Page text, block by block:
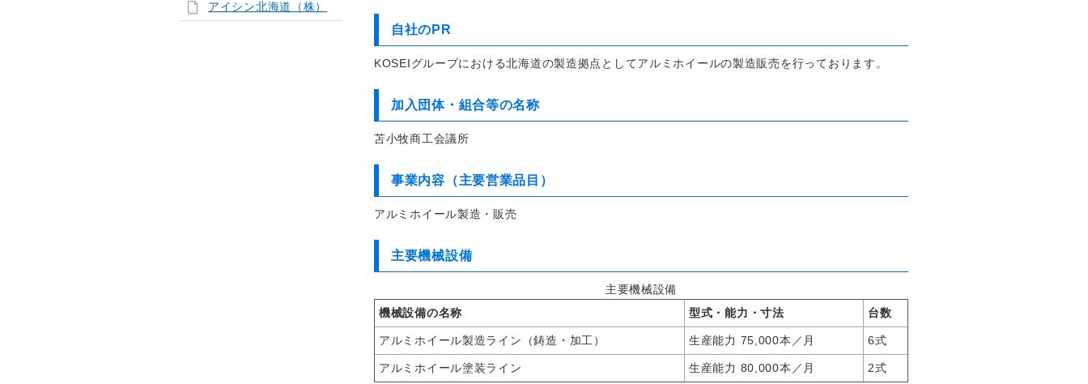
自社のPR
KOSEIグループにおける北海道の製造拠点としてアルミホイールの製造販売を行っております。
加入団体・組合等の名称
苫小牧商工会議所
事業内容（主要営業品目）
アルミホイール製造・販売
主要機械設備
主要機械設備
機械設備の名称
型式・能力・寸法 台数
アルミホイール製造ライン（鋳造・加工） 生産能力 75,000本／月 6式
アルミホイール塗装ライン 生産能力 80,000本／月 2式
アイシン北海道（株）